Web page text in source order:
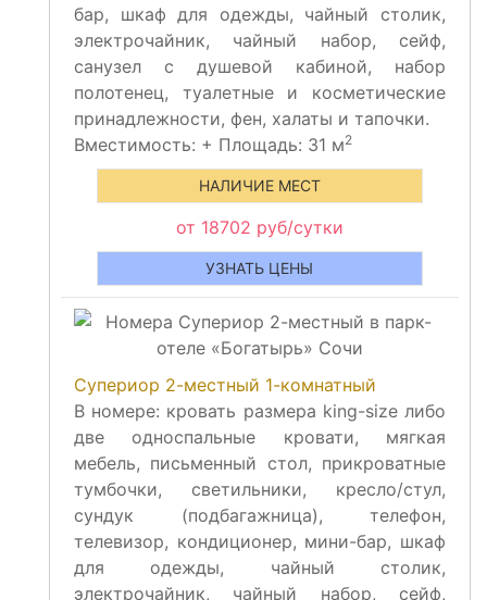
бар, шкаф для одежды, чайный столик,
электрочайник, чайный набор, сейф,
санузел с душевой кабиной, набор
полотенец, туалетные и косметические
принадлежности, фен, халаты и тапочки.
Вместимость: + Площадь: 31 м2
НАЛИЧИЕ МЕСТ
от 18702 руб/сутки
УЗНАТЬ ЦЕНЫ
Супериор 2-местный 1-комнатный
В номере: кровать размера king-size либо
две односпальные кровати, мягкая
мебель, письменный стол, прикроватные
тумбочки, светильники, кресло/стул,
сундук (подбагажница), телефон,
телевизор, кондиционер, мини-бар, шкаф
для одежды, чайный столик,
электрочайник, чайный набор, сейф,